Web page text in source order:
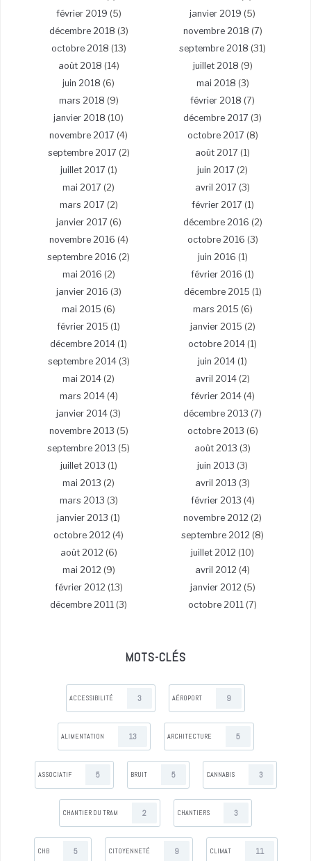
février 2019 (5) janvier 2019 (5)
décembre 2018 (3) novembre 2018 (7)
octobre 2018 (13) septembre 2018 (31)
août 2018 (14) juillet 2018 (9)
juin 2018 (6) mai 2018 (3)
mars 2018 (9) février 2018 (7)
janvier 2018 (10) décembre 2017 (3)
novembre 2017 (4) octobre 2017 (8)
septembre 2017 (2) août 2017 (1)
juillet 2017 (1) juin 2017 (2)
mai 2017 (2) avril 2017 (3)
mars 2017 (2) février 2017 (1)
janvier 2017 (6) décembre 2016 (2)
novembre 2016 (4) octobre 2016 (3)
septembre 2016 (2) juin 2016 (1)
mai 2016 (2) février 2016 (1)
janvier 2016 (3) décembre 2015 (1)
mai 2015 (6) mars 2015 (6)
février 2015 (1) janvier 2015 (2)
décembre 2014 (1) octobre 2014 (1)
septembre 2014(3) juin 2014 (1)
mai 2014 (2) avril 2014 (2)
mars 2014(4) février 2014(4)
janvier 2014 (3) décembre 2013 (7)
novembre 2013 (5) octobre 2013 (6)
septembre 2013 (5) août 2013 (3)
juillet 2013 (1) juin 2013 (3)
mai 2013 (2) avril 2013 (3)
mars 2013 (3) février 2013 (4)
janvier 2013 (1) novembre 2012 (2)
octobre 2012 (4) septembre 2012 (8)
août 2012 (6) juillet 2012 (10)
mai 2012 (9) avril 2012 (4)
février 2012 (13) janvier 2012 (5)
décembre 2011 (3) octobre 2011 (7)
MOTS-CLÉS
ACCESSIBILITÉ 3 AÉROPORT 9
ALIMENTATION 13 ARCHITECTURE 5
ASSOCIATIF 5 BRUIT 5 CANNABIS 3
CHANTIER DU TRAM 2 CHANTIERS 3
CHB 5 CITOYENNETÉ 9 CLIMAT 11